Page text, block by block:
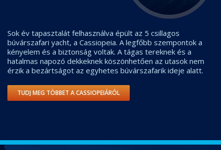
Sok év tapasztalát felhasználva épült az 5 csillagos
búvárszafari yacht, a Cassiopeia. A legfőbb szempontok a
kényelem és a biztonság voltak. A tágas tereknek és a
hatalmas napozó dekkeknek köszönhetően az utasok nem
érzik a bezártságot az egyhetes búvárszafarik ideje alatt.
TUDJ MEG TÖBBET A CASSIOPEIÁRÓL